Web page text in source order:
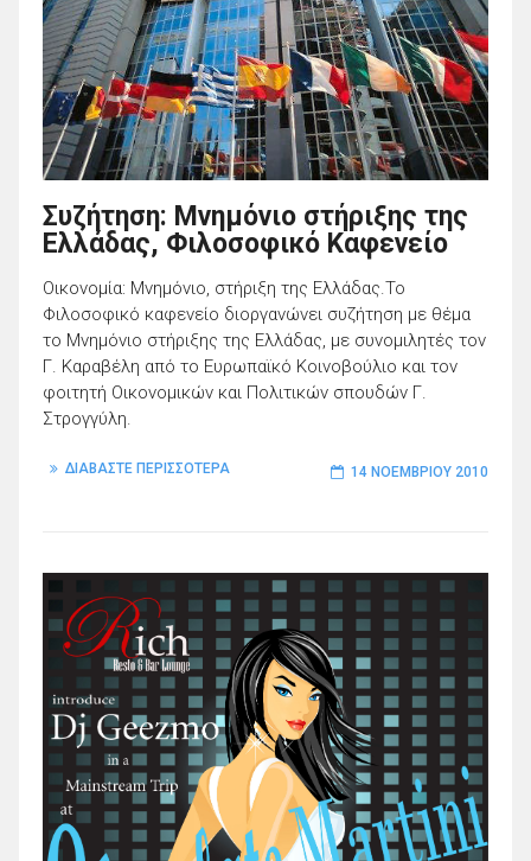
Συζήτηση: Μνημόνιο στήριξης της
Ελλάδας, Φιλοσοφικό Καφενείο
Οικονομία: Μνημόνιο, στήριξη της Ελλάδας.To
Φιλοσοφικό καφενείο διοργανώνει συζήτηση με θέμα
το Μνημόνιο στήριξης της Ελλάδας, με συνομιλητές τον
Γ. Καραβέλη από το Ευρωπαϊκό Κοινοβούλιο και τον
φοιτητή Οικονομικών και Πολιτικών σπουδών Γ.
Στρογγύλη.
ΔΙΑΒΑΣΤΕ ΠΕΡΙΣΣΟΤΕΡΑ 14 ΝΟΕΜΒΡΊΟΥ 2010